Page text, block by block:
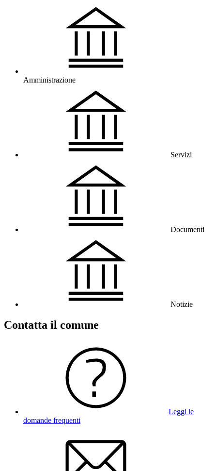
Amministrazione
Servizi
Documenti
Notizie
Contatta il comune
Leggi le
domande frequenti